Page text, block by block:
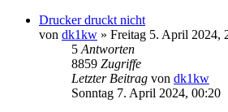
Drucker druckt nicht
von dk1kw » Freitag 5. April 2024,
5 Antworten
8859 Zugriffe
Letzter Beitrag von dk1kw
Sonntag 7. April 2024, 00:20